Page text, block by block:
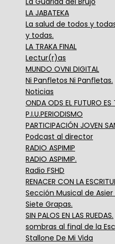
LA JABATEKA
La salud de todos y
y todas.
LA TRAKA FINAL
Lectur(r)as
MUNDO OVNI DIGITAL
Ni Panfletos Ni Panfletas.
Noticias
ONDA ODS EL FUTURO ES
P.I.U.PERIODISMO
PARTICIPACIÓN JOVEN
Podcast al director
RADIO ASPIMIP
RADIO ASPIMIP.
Radio FSHD
RENACER CON LA
Sección Musical de
Siete Grapas.
SIN PALOS EN LAS RUEDAS.
sombras al final de la
Stallone De Mi Vida